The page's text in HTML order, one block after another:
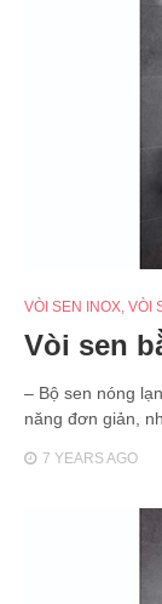
VÒI SEN INOX, VÒI
Vòi sen
– Bộ sen nóng
năng đơn giản,
7 YEARSAGO